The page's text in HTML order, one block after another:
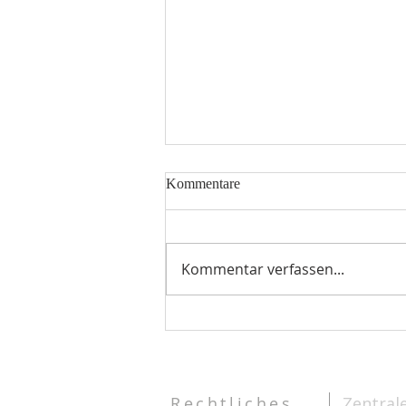
Kommentare
Kommentar verfassen...